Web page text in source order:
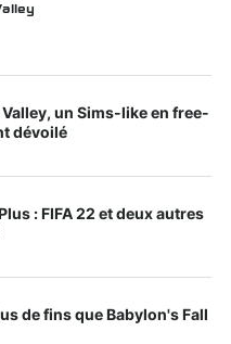
un Sims-like en free-
dévoilé
: FIFA 22 et deux autres
de fins que Babylon's Fall